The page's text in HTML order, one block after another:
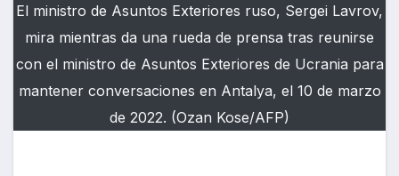
El ministro de Asuntos Exteriores ruso, Sergei Lavrov,
mira mientras da una rueda de prensa tras reunirse
con el ministro de Asuntos Exteriores de Ucrania para
mantener conversaciones en Antalya, el 10 de marzo
de 2022. (Ozan Kose/AFP)